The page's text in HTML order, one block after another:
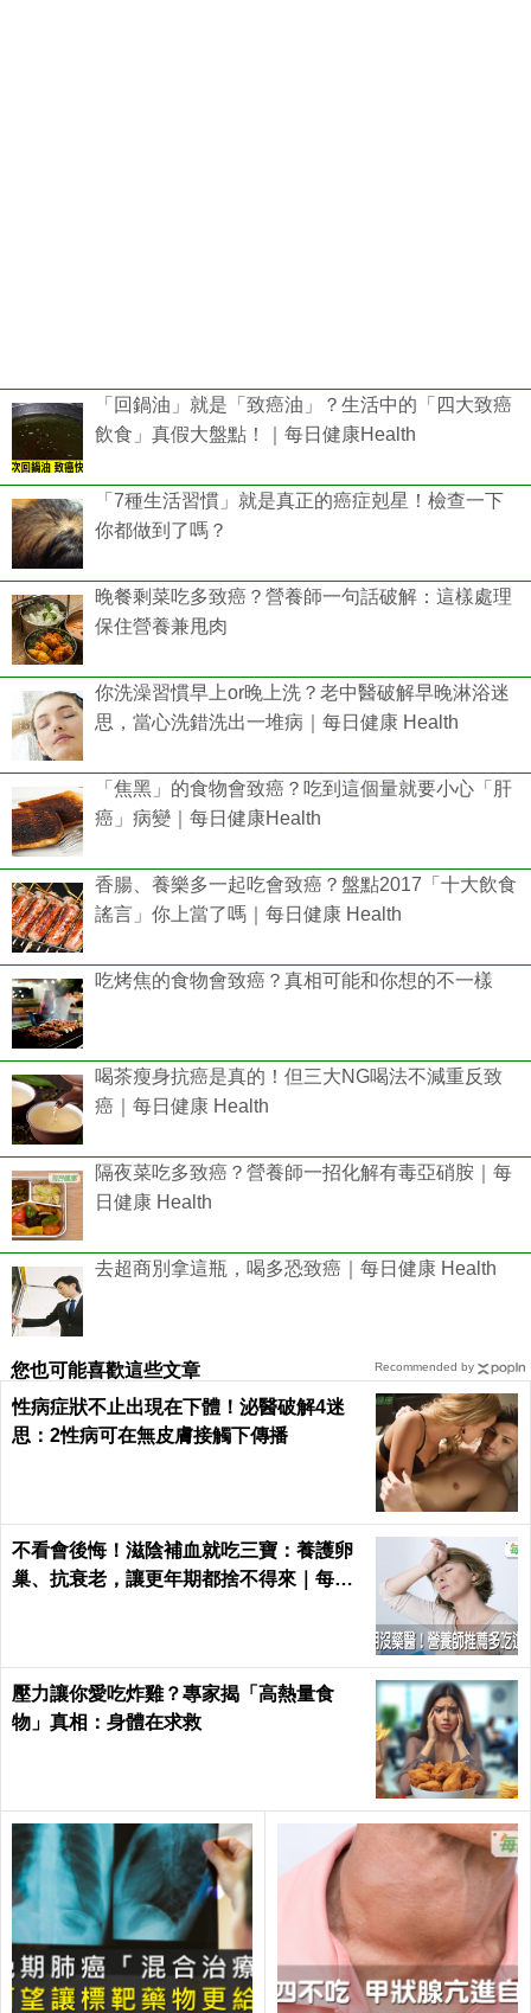
「回鍋油」就是「致癌油」？生活中的「四大致癌
飲食」真假大盤點！｜每日健康Health
「7種生活習慣」就是真正的癌症剋星！檢查一下
你都做到了嗎？
晚餐剩菜吃多致癌？營養師一句話破解：這樣處理
保住營養兼甩肉
你洗澡習慣早上or晚上洗？老中醫破解早晚淋浴迷
思，當心洗錯洗出一堆病｜每日健康 Health
「焦黑」的食物會致癌？吃到這個量就要小心「肝
癌」病變｜每日健康Health
香腸、養樂多一起吃會致癌？盤點2017「十大飲食
謠言」你上當了嗎｜每日健康 Health
吃烤焦的食物會致癌？真相可能和你想的不一樣
喝茶瘦身抗癌是真的！但三大NG喝法不減重反致
癌｜每日健康 Health
隔夜菜吃多致癌？營養師一招化解有毒亞硝胺｜每
日健康 Health
去超商別拿這瓶，喝多恐致癌｜每日健康 Health
您也可能喜歡這些文章
性病症狀不止出現在下體！泌醫破解4迷
思：2性病可在無皮膚接觸下傳播
不看會後悔！滋陰補血就吃三寶：養護卵
巢、抗衰老，讓更年期都捨不得來｜每日
壓力讓你愛吃炸雞？專家揭「高熱量食
物」真相：身體在求救
Recommended by